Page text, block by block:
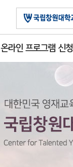
온라인 프로그램 신청